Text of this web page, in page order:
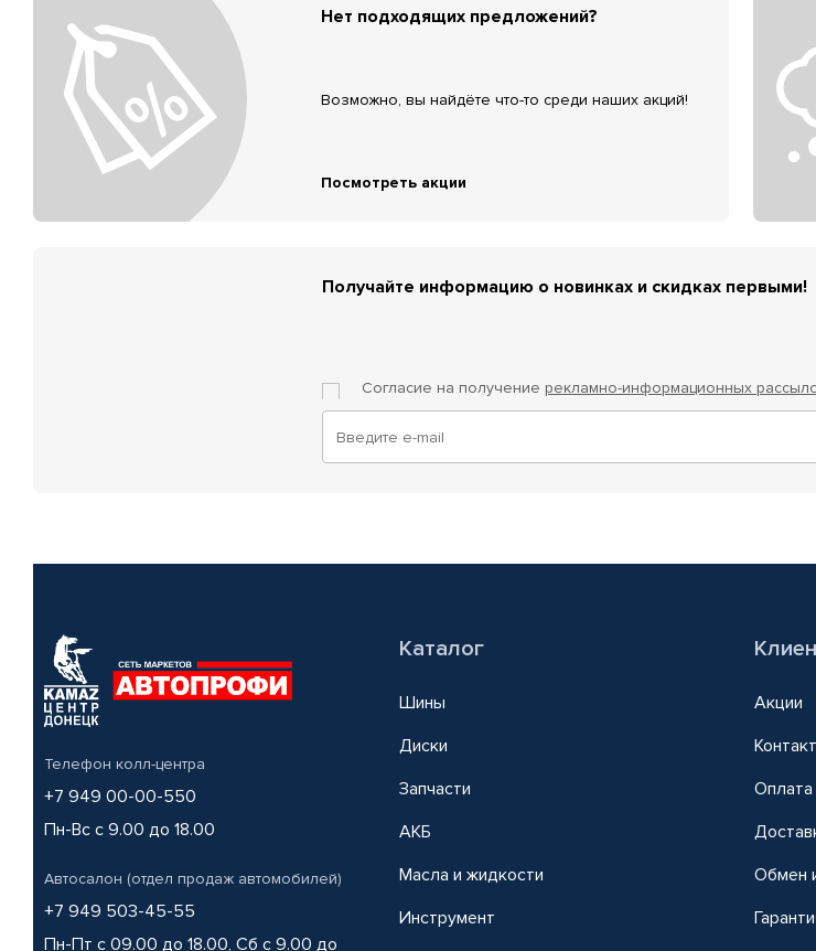
Нет подходящих предложений?
Возможно, вы найдёте что-то среди наших акций!
Посмотреть акции
Получайте информацию о новинках и скидках первыми!
Согласие на получение рекламно-информационных
Телефон колл-центра
+7 949 00-00-550
Пн-Вс с 9.00 до 18.00
Автосалон (отдел продаж автомобилей)
+7 949 503-45-55
Пн-Пт с 09.00 до 18.00, Сб с 9.00 до
Каталог
Шины
Диски
Запчасти
АКБ
Масла и жидкости
Инструмент
Акции
Оплата
Обмен